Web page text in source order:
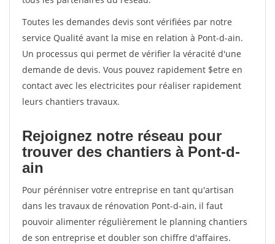
Toutes les demandes devis sont vérifiées par notre
service Qualité avant la mise en relation à Pont-d-ain.
Un processus qui permet de vérifier la véracité d'une
demande de devis. Vous pouvez rapidement $etre en
contact avec les electricites pour réaliser rapidement
leurs chantiers travaux.
Rejoignez notre réseau pour
trouver des chantiers à Pont-d-
ain
Pour pérénniser votre entreprise en tant qu'artisan
dans les travaux de rénovation Pont-d-ain, il faut
pouvoir alimenter régulièrement le planning chantiers
de son entreprise et doubler son chiffre d'affaires.